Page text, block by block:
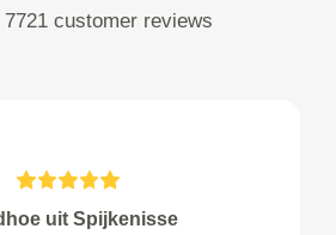
customer reviews
uit Spijkenisse